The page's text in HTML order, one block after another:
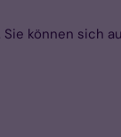
können sich